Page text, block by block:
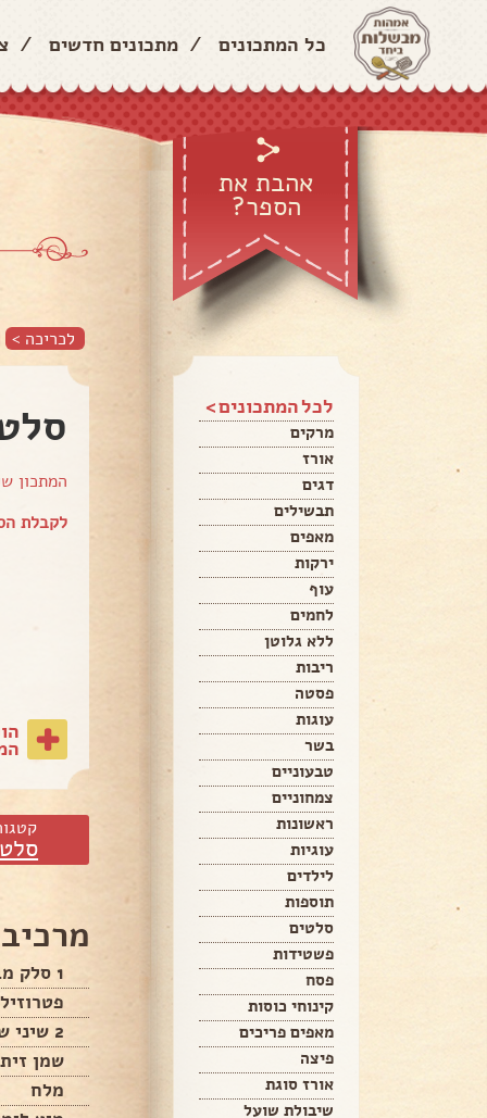
כל המתכונים / מתכונים חדשים /
אהבת את
הספר?
לכל המתכונים >
מרקים
אורז
דגים
תבשילים
מאפים
ירקות
עוף
לחמים
ללא גלוטן
ריבות
פסטה
עוגות
בשר
טבעוניים
צמחוניים
ראשונות
עוגיות
לילדים
תוספות
סלטים
פשטידות
פסח
קינוחי כוסות
מאפים פריכים
פיצה
אורז סוגת
שיבולת שועל
לכריכה >
המתכון
לקבלת
1 סלק מבושל במים
2 שיני שום קצוצות
שמן זית
מלח